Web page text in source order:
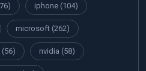
iphone (104)
microsoft (262)
(56) nvidia (58)